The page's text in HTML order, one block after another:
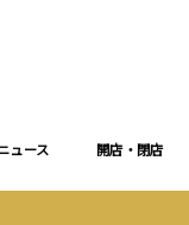
ュース 開店・閉店